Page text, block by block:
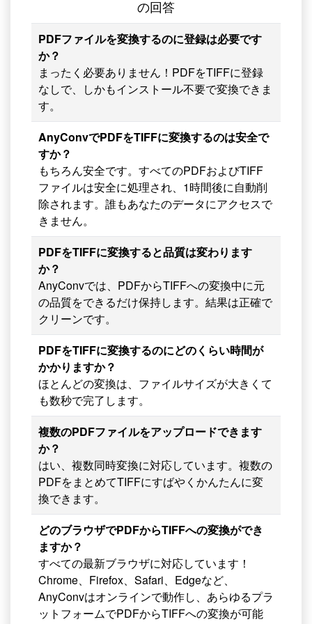
の回答
PDFファイルを変換するのに登録は必要です
か？
まったく必要ありません！PDFをTIFFに登録
なしで、しかもインストール不要で変換できま
す。
AnyConvでPDFをTIFFに変換するのは安全で
すか？
もちろん安全です。すべてのPDFおよびTIFF
ファイルは安全に処理され、1時間後に自動削
除されます。誰もあなたのデータにアクセスで
きません。
PDFをTIFFに変換すると品質は変わります
か？
AnyConvでは、PDFからTIFFへの変換中に元
の品質をできるだけ保持します。結果は正確で
クリーンです。
PDFをTIFFに変換するのにどのくらい時間が
かかりますか？
ほとんどの変換は、ファイルサイズが大きくて
も数秒で完了します。
複数のPDFファイルをアップロードできます
か？
はい、複数同時変換に対応しています。複数の
PDFをまとめてTIFFにすばやくかんたんに変
換できます。
どのブラウザでPDFからTIFFへの変換ができ
ますか？
すべての最新ブラウザに対応しています！
Chrome、Firefox、Safari、Edgeなど、
AnyConvはオンラインで動作し、あらゆるプラ
ットフォームでPDFからTIFFへの変換が可能